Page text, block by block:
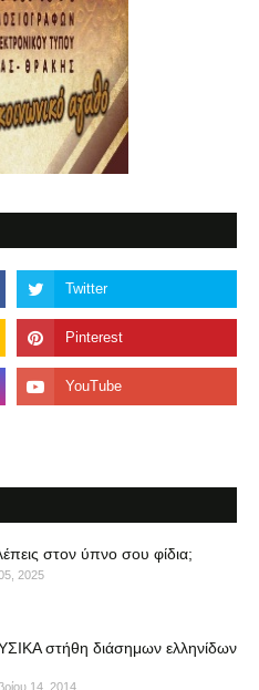
στον ύπνο σου φίδια;
2025
στήθη διάσημων ελληνίδων
14, 2014